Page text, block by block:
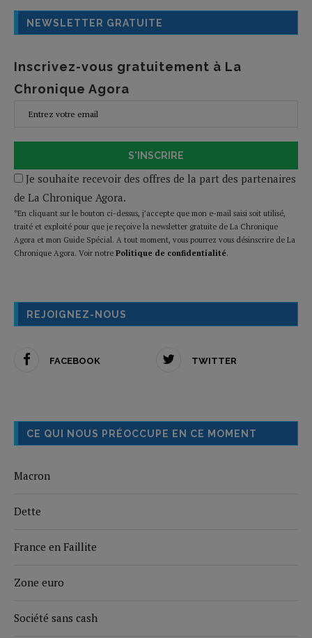
NEWSLETTER GRATUITE
Inscrivez-vous gratuitement à La
Chronique Agora
S'INSCRIRE
Je souhaite recevoir des offres de la part des partenaires
de La Chronique Agora.
*En cliquant sur le bouton ci-dessus, j’accepte que mon e-mail saisi soit utilisé,
traité et exploité pour que je reçoive la newsletter gratuite de La Chronique
Agora et mon Guide Spécial. A tout moment, vous pourrez vous désinscrire de La
Chronique Agora. Voir notre Politique de confidentialité.
REJOIGNEZ-NOUS
FACEBOOK TWITTER
CE QUI NOUS PRÉOCCUPE EN CE MOMENT
Macron
Dette
France en Faillite
Zone euro
Société sans cash